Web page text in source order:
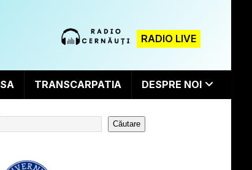
RADIO LIVE
TRANSCARPATIA DESPRE NOI
Căutare